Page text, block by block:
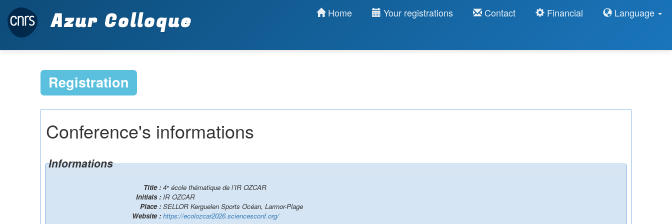
Azur Colloque Home Your registrations Contact Financial Language
Registration
Conference's informations
Informations
Title : 4ᵉ école thématique de l’IR OZCAR
Initials : IR OZCAR
Place : SELLOR Kerguelen Sports Océan, Larmor-Plage
Website : https://ecolozcar2026.sciencesconf.org/